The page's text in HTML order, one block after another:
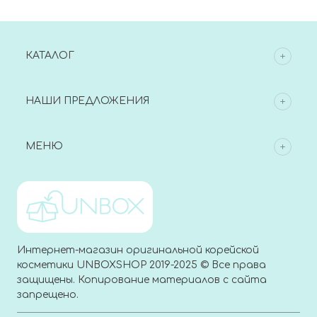
КАТАЛОГ
НАШИ ПРЕДЛОЖЕНИЯ
МЕНЮ
Интернет-магазин оригинальной корейской
косметики UNBOXSHOP 2019-2025 © Все права
защищены. Копирование материалов с сайта
запрещено.